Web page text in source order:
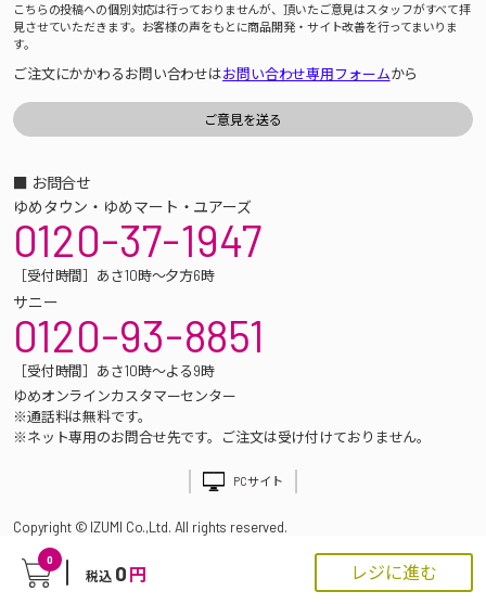
0
税込 0 円 レジに進む
こちらの投稿への個別対応は行っておりませんが、頂いたご意見はスタッフがすべて拝
見させていただきます。お客様の声をもとに商品開発・サイト改善を行ってまいりま
す。
ご注文にかかわるお問い合わせはお問い合わせ専用フォームから
■ お問合せ
ゆめタウン・ゆめマート・ユアーズ
0120-37-1947
［受付時間］あさ10時～夕方6時
サニー
0120-93-8851
［受付時間］あさ10時～よる9時
ゆめオンラインカスタマーセンター
※通話料は無料です。
※ネット専用のお問合せ先です。ご注文は受け付けておりません。
PCサイト
Copyright © IZUMI Co.,Ltd. All rights reserved.